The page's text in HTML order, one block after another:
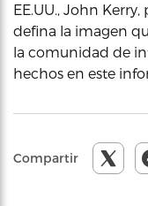
EE.UU., John
defina la imagen
la comunidad de
hechos en este
Compartir